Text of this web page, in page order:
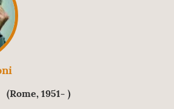
(Rome, 1951- )